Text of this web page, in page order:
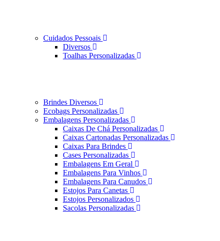
Cuidados Pessoais
Diversos
Toalhas Personalizadas
Brindes Diversos
Ecobags Personalizadas
Embalagens Personalizadas
Caixas De Chá Personalizadas
Caixas Cartonadas Personalizadas
Caixas Para Brindes
Cases Personalizadas
Embalagens Em Geral
Embalagens Para Vinhos
Embalagens Para Canudos
Estojos Para Canetas
Estojos Personalizados
Sacolas Personalizadas